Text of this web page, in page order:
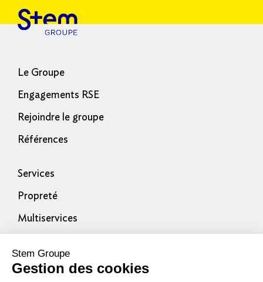
Le Groupe
Engagements RSE
Rejoindre le groupe
Références
Services
Propreté
Multiservices
Actualités
Suivez-nous